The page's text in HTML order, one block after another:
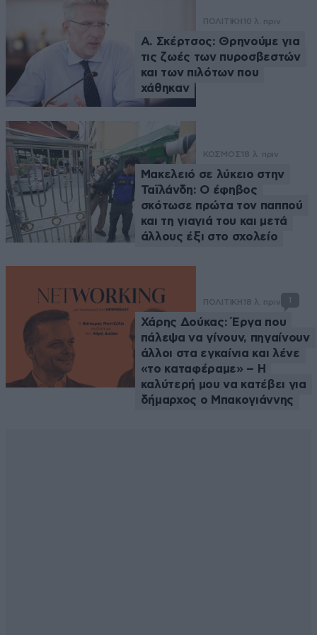
ΠΟΛΙΤΙΚΗ 10 λ. πριν
Α. Σκέρτσος: Θρηνούμε για
τις ζωές των πυροσβεστών
και των πιλότων που
χάθηκαν
ΚΟΣΜΟΣ 18 λ. πριν
Μακελειό σε λύκειο στην
Ταϊλάνδη: Ο έφηβος
σκότωσε πρώτα τον παππού
και τη γιαγιά του και μετά
άλλους έξι στο σχολείο
ΠΟΛΙΤΙΚΗ 18 λ. πριν 1
Χάρης Δούκας: Έργα που
πάλεψα να γίνουν, πηγαίνουν
άλλοι στα εγκαίνια και λένε
«το καταφέραμε» – Η
καλύτερή μου να κατέβει για
δήμαρχος ο Μπακογιάννης